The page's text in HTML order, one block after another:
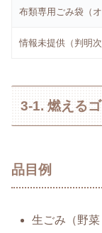
布類専用ごみ袋（
情報未提供（判明次
3-1. 燃えるゴ
品目例
生ごみ（野菜